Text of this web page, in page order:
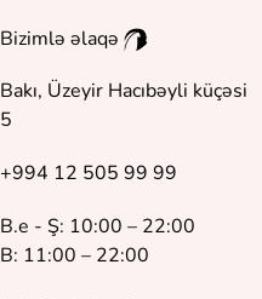
Bizimlə əlaqə
Bakı, Üzeyir Hacıbəyli küçəsi
5
+994 12 505 99 99
B.e - Ş: 10:00 – 22:00
B: 11:00 – 22:00